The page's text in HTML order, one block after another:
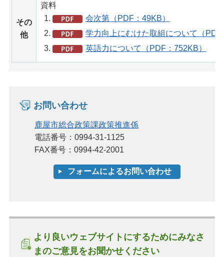
その
他
資料
会次第（PDF：49KB）
学力向上にむけた取組について（
英語力について（PDF：752KB）
お問い合わせ
鹿屋市総合政策課政策推進係
電話番号：0994-31-1125
FAX番号：0994-42-2001
より良いウェブサイトにするためにみなさ
まのご意見をお聞かせください